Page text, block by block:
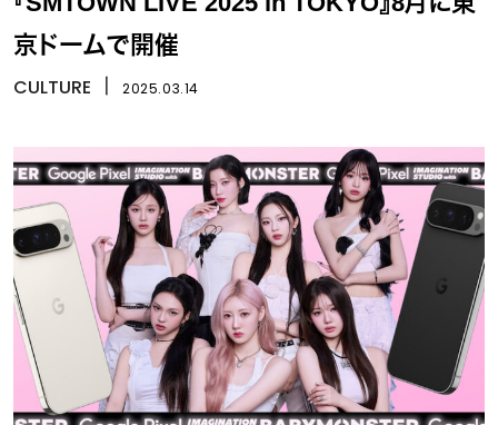
京ドームで開催
CULTURE 2025.03.14